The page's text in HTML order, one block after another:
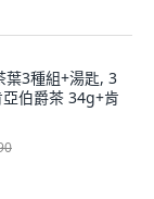
葉3種組+湯匙, 3
伯爵茶 34g+肯